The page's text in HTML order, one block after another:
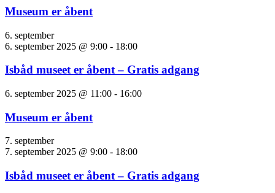
Museum er åbent
6. september
6. september 2025 @ 9:00 - 18:00
Isbåd museet er åbent – Gratis adgang
6. september 2025 @ 11:00 - 16:00
Museum er åbent
7. september
7. september 2025 @ 9:00 - 18:00
Isbåd museet er åbent – Gratis adgang